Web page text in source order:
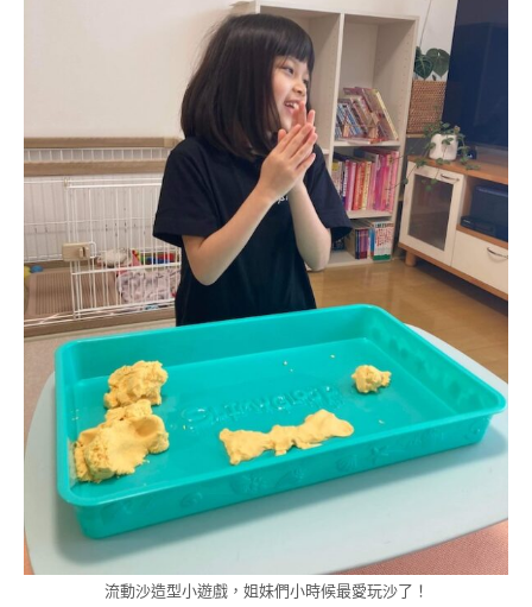
流動沙造型小遊戲，姐妹們小時候最愛玩沙了！